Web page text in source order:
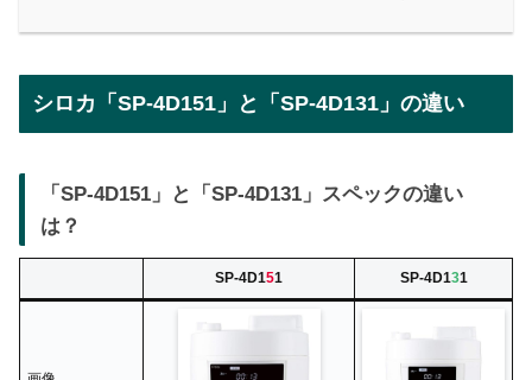
シロカ「SP-4D151」と「SP-4D131」の違い
「SP-4D151」と「SP-4D131」スペックの違い
は？
SP-4D151 SP-4D131